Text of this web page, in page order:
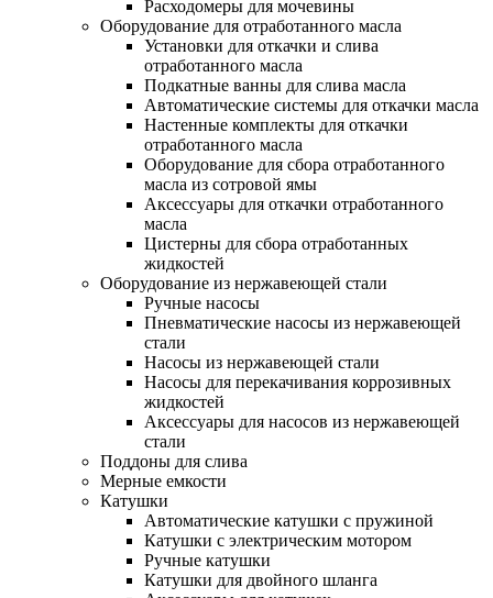
Расходомеры для мочевины
Оборудование для отработанного масла
Установки для откачки и слива
отработанного масла
Подкатные ванны для слива масла
Автоматические системы для откачки масла
Настенные комплекты для откачки
отработанного масла
Оборудование для сбора отработанного
масла из сотровой ямы
Аксессуары для откачки отработанного
масла
Цистерны для сбора отработанных
жидкостей
Оборудование из нержавеющей стали
Ручные насосы
Пневматические насосы из нержавеющей
стали
Насосы из нержавеющей стали
Насосы для перекачивания коррозивных
жидкостей
Аксессуары для насосов из нержавеющей
стали
Поддоны для слива
Мерные емкости
Катушки
Автоматические катушки с пружиной
Катушки с электрическим мотором
Ручные катушки
Катушки для двойного шланга